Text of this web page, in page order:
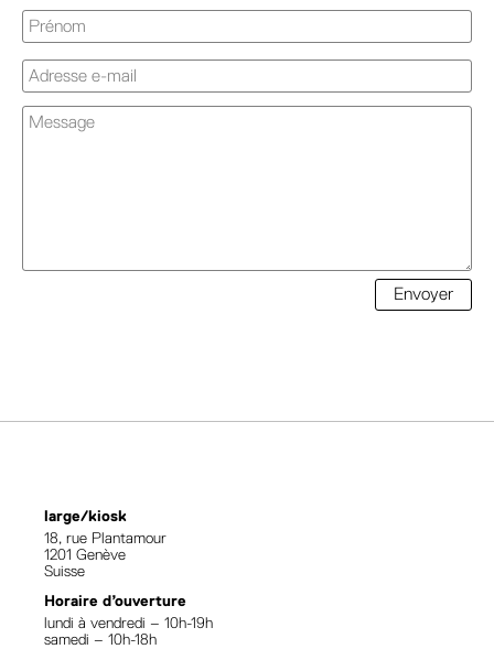
Envoyer
large/kiosk
18, rue Plantamour
1201 Genève
Suisse
Horaire d’ouverture
lundi à vendredi – 10h-19h
samedi – 10h-18h